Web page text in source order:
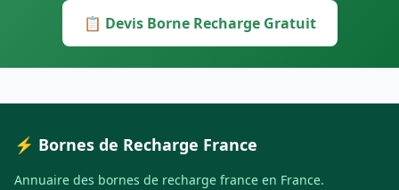
📋 Devis Borne Recharge Gratuit
⚡ Bornes de Recharge France
Annuaire des bornes de recharge france en France.